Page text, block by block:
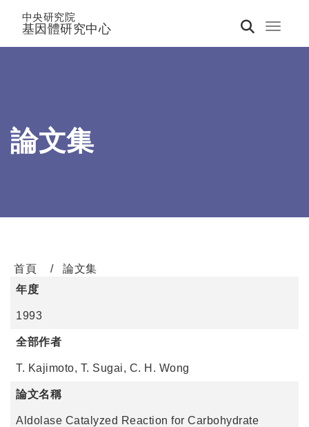
Toggle
中央研究院
基因體研究中心
論文集
首頁
論文集
年度
1993
全部作者
T. Kajimoto, T. Sugai, C. H. Wong
論文名稱
Aldolase Catalyzed Reaction for Carbohydrate